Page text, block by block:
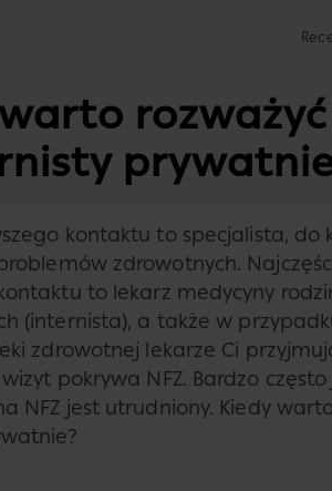
kontaktu to specjalista, do
zdrowotnych.
to lekarz medycyny
(internista), a także w
zdrowotnej lekarze Ci
pokrywa NFZ. Bardzo
NFZ jest utrudniony. Kiedy